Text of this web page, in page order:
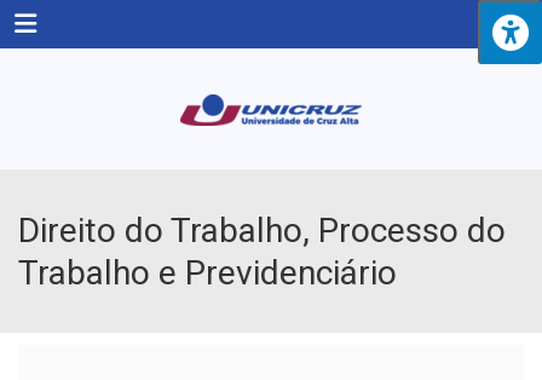
Menu
Direito do Trabalho, Processo do
Trabalho e Previdenciário